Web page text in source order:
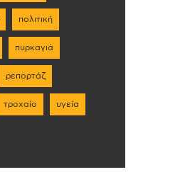
πολιτική
πυρκαγιά
ρεπορτάζ
τροχαίο υγεία